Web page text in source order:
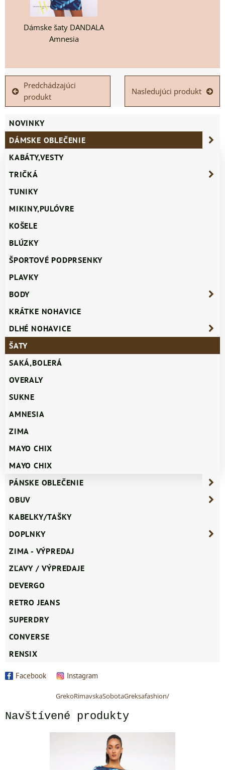
Dámske šaty DANDALA
Amnesia
Predchádzajúci
produkt
Nasledujúci produkt
NOVINKY
DÁMSKE OBLEČENIE
KABÁTY,VESTY
TRIČKÁ
TUNIKY
MIKINY,PULÓVRE
KOŠELE
BLÚZKY
ŠPORTOVÉ PODPRSENKY
PLAVKY
BODY
KRÁTKE NOHAVICE
DLHÉ NOHAVICE
ŠATY
SAKÁ,BOLERÁ
OVERALY
SUKNE
AMNESIA
ZIMA
MAYO CHIX
MAYO CHIX
PÁNSKE OBLEČENIE
OBUV
KABELKY/TAŠKY
DOPLNKY
ZIMA - VÝPREDAJ
ZĽAVY / VÝPREDAJE
DEVERGO
RETRO JEANS
SUPERDRY
CONVERSE
RENSIX
Facebook Instagram
GrekoRimavskaSobotaGreksafashion/
Navštívené produkty